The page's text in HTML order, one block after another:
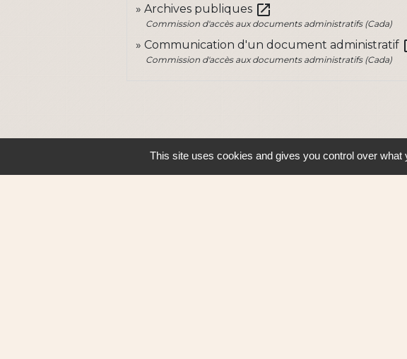
Archives publiques open_in_new
Commission d'accès aux documents administratifs (Cada)
Communication d'un document administratif
Commission d'accès aux documents administratifs (Cada)
This site uses cookies and gives you control over what